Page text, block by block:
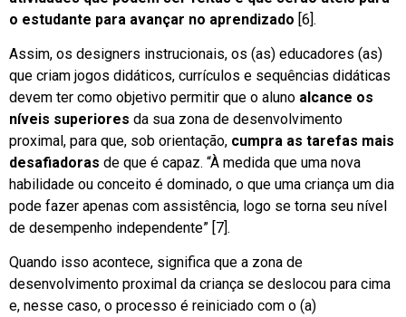
o estudante para avançar no aprendizado [6].
Assim, os designers instrucionais, os (as) educadores (as)
que criam jogos didáticos, currículos e sequências didáticas
devem ter como objetivo permitir que o aluno alcance os
níveis superiores da sua zona de desenvolvimento
proximal, para que, sob orientação, cumpra as tarefas mais
desafiadoras de que é capaz. “À medida que uma nova
habilidade ou conceito é dominado, o que uma criança um dia
pode fazer apenas com assistência, logo se torna seu nível
de desempenho independente” [7].
Quando isso acontece, significa que a zona de
desenvolvimento proximal da criança se deslocou para cima
e, nesse caso, o processo é reiniciado com o (a)